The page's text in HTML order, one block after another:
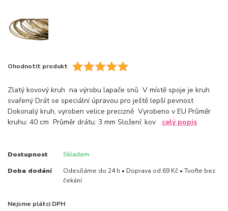
Ohodnotit produkt
Zlatý kovový kruh na výrobu lapače snů V místě spoje je kruh
svařený Drát se speciální úpravou pro ještě lepší pevnost
Dokonalý kruh, vyroben velice precizně Vyrobeno v EU Průměr
kruhu: 40 cm Průměr drátu: 3 mm Složení: kov celý popis
Dostupnost Skladem
Doba dodání
Odesíláme do 24 h • Doprava od 69 Kč • Tvořte bez
čekání
Nejsme plátci DPH